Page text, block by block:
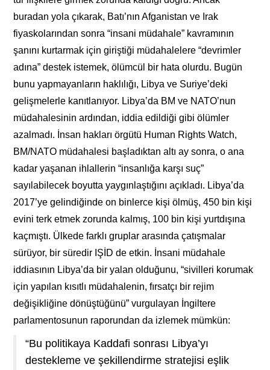
buradan yola çıkarak, Batı’nın Afganistan ve Irak
fiyaskolarından sonra “insani müdahale” kavramının
şanını kurtarmak için giriştiği müdahalelere “devrimler
adına” destek istemek, ölümcül bir hata olurdu. Bugün
bunu yapmayanların haklılığı, Libya ve Suriye’deki
gelişmelerle kanıtlanıyor. Libya’da BM ve NATO’nun
müdahalesinin ardından, iddia edildiği gibi ölümler
azalmadı. İnsan hakları örgütü Human Rights Watch,
BM/NATO müdahalesi başladıktan altı ay sonra, o ana
kadar yaşanan ihlallerin “insanlığa karşı suç”
sayılabilecek boyutta yaygınlaştığını açıkladı. Libya’da
2017’ye gelindiğinde on binlerce kişi ölmüş, 450 bin kişi
evini terk etmek zorunda kalmış, 100 bin kişi yurtdışına
kaçmıştı. Ülkede farklı gruplar arasında çatışmalar
sürüyor, bir süredir IŞİD de etkin. İnsani müdahale
iddiasının Libya’da bir yalan olduğunu, “sivilleri korumak
için yapılan kısıtlı müdahalenin, fırsatçı bir rejim
değişikliğine dönüştüğünü” vurgulayan İngiltere
parlamentosunun raporundan da izlemek mümkün:
“Bu politikaya Kaddafi sonrası Libya’yı
destekleme ve şekillendirme stratejisi eşlik